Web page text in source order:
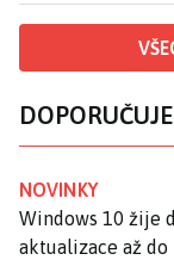
NOVINKY
Windows 10 žije
aktualizace až do